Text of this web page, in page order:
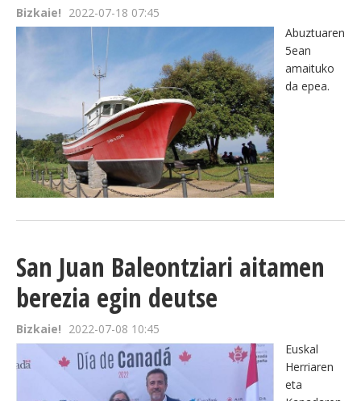
Bizkaie! 2022-07-18 07:45
Abuztuaren
5ean
amaituko
da epea.
San Juan Baleontziari aitamen
berezia egin deutse
Bizkaie! 2022-07-08 10:45
Euskal
Herriaren
eta